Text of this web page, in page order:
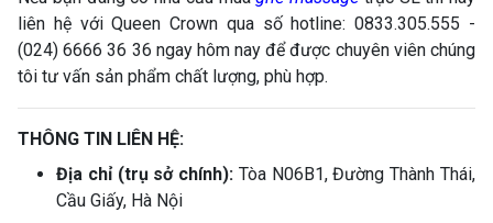
liên hệ với Queen Crown qua số hotline: 0833.305.555 -
(024) 6666 36 36 ngay hôm nay để được chuyên viên chúng
tôi tư vấn sản phẩm chất lượng, phù hợp.
THÔNG TIN LIÊN HỆ:
Địa chỉ (trụ sở chính): Tòa N06B1, Đường Thành Thái,
Cầu Giấy, Hà Nội